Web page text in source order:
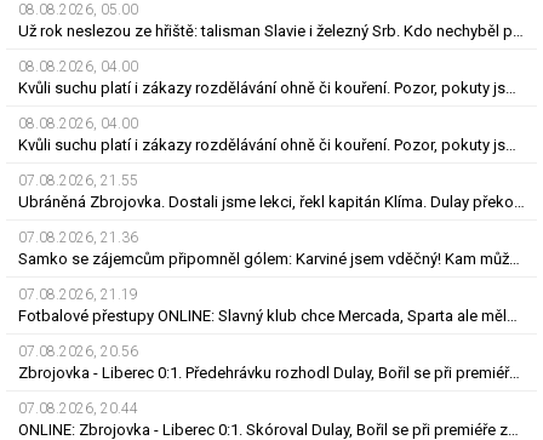
08.08.2026, 05.00
08.08.2026, 04.00
08.08.2026, 04.00
07.08.2026, 21.55
07.08.2026, 21.36
07.08.2026, 21.19
07.08.2026, 20.56
Zbrojovka - Liberec 0:1. Předehrávku rozhodl Dulay, Bořil se při premiéře za Slovan zranil
07.08.2026, 20.44